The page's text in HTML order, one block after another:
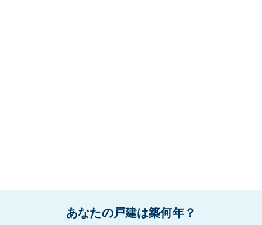
あなたの戸建は築何年？